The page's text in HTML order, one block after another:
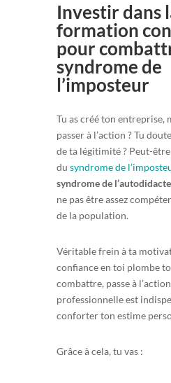
Investir dans
formation
pour
syndrome de
l’imposteur
Tu as créé ton entreprise,
passer à l’action ? Tu
de ta légitimité ? Peut-
du syndrome de
syndrome de
ne pas être assez
de la population.
Véritable frein à ta
confiance en toi plombe
combattre, passe à
professionnelle est
conforter ton estime
Grâce à cela, tu vas :